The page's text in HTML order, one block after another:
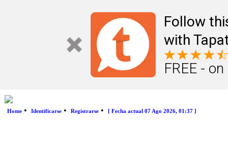
Follow
with
FREE -
Home • Identificarse • Registrarse • [ Fecha actual 07 Ago 2026, 01:37 ]